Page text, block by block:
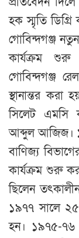
হক স্মৃতি
গোবিন্দগঞ্জ
কার্যক্রম
গোবিন্দগঞ্জ
স্থানান্তর করা
সিলেট এমসি
আব্দুল আজিজ।
বাণিজ্য
কার্যক্রম শুরু
ছিলেন
১৯৭৭ সালে
হন। ১৯৭৫-৭৬